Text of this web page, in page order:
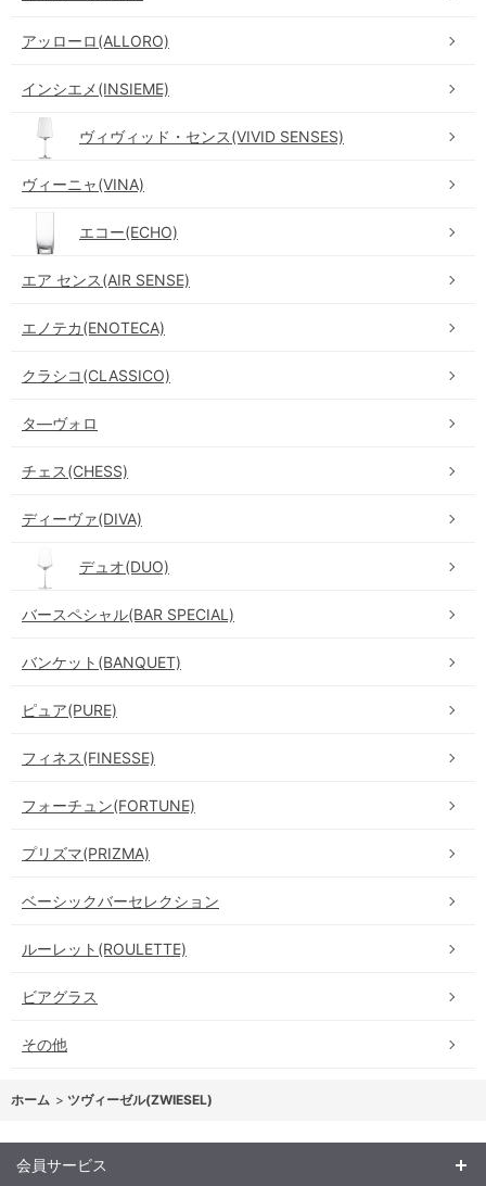
アッローロ(ALLORO)
インシエメ(INSIEME)
ヴィヴィッド・センス(VIVID SENSES)
ヴィーニャ(VINA)
エコー(ECHO)
エア センス(AIR SENSE)
エノテカ(ENOTECA)
クラシコ(CLASSICO)
タ―ヴォロ
チェス(CHESS)
ディーヴァ(DIVA)
デュオ(DUO)
バースペシャル(BAR SPECIAL)
バンケット(BANQUET)
ピュア(PURE)
フィネス(FINESSE)
フォーチュン(FORTUNE)
プリズマ(PRIZMA)
ベーシックバーセレクション
ルーレット(ROULETTE)
ビアグラス
その他
ホーム > ツヴィーゼル(ZWIESEL)
会員サービス